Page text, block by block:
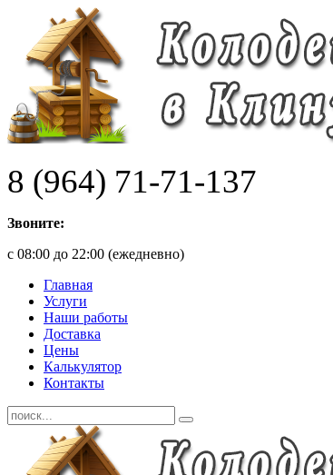
8 (964) 71-71-137
Звоните:
с 08:00 до 22:00 (ежедневно)
Главная
Услуги
Наши работы
Доставка
Цены
Калькулятор
Контакты